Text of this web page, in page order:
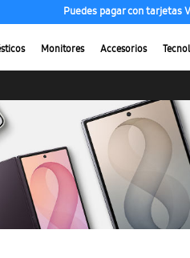
Puedes pagar con tarjetas
Monitores Accesorios